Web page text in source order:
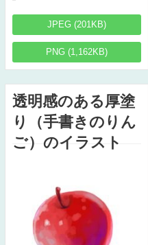
JPEG (201KB)
PNG (1,162KB)
透明感のある厚塗
り（手書きのりん
ご）のイラスト